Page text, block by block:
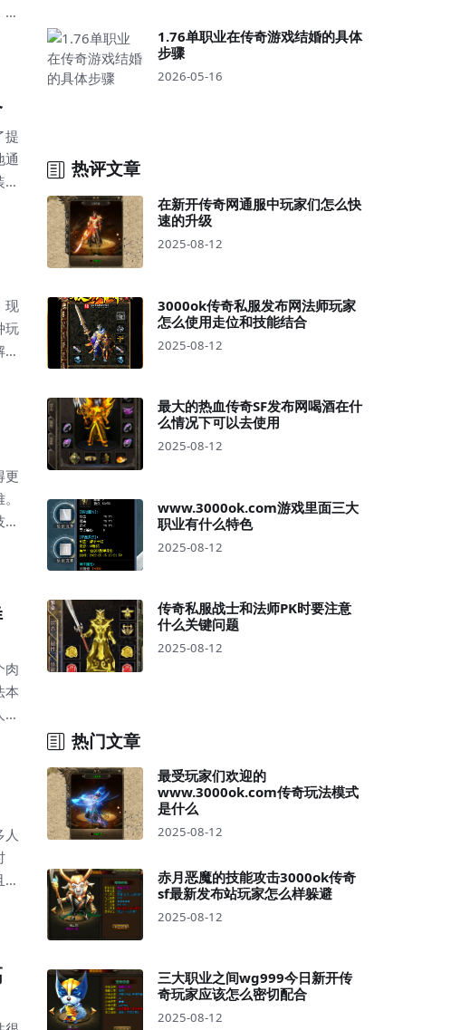
提
通
现
玩
更
肉
本
人
1.76单职业在传奇游戏结婚的具体
步骤
2026-05-16
热评文章
在新开传奇网通服中玩家们怎么快
速的升级
2025-08-12
3000ok传奇私服发布网法师玩家
怎么使用走位和技能结合
2025-08-12
最大的热血传奇SF发布网喝酒在什
么情况下可以去使用
2025-08-12
www.3000ok.com游戏里面三大
职业有什么特色
2025-08-12
传奇私服战士和法师PK时要注意
什么关键问题
2025-08-12
热门文章
最受玩家们欢迎的
www.3000ok.com传奇玩法模式
是什么
2025-08-12
赤月恶魔的技能攻击3000ok传奇
sf最新发布站玩家怎么样躲避
2025-08-12
三大职业之间wg999今日新开传
奇玩家应该怎么密切配合
2025-08-12